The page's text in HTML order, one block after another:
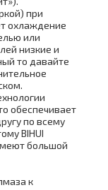
при
охлаждение
или
низкие и
то давайте
обеспечивает
по всему
BIHUI
большой
к